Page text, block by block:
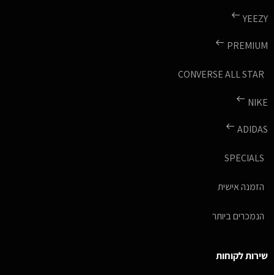
YEEZY
PREMIUM
CONVERSE ALL STAR
NIKE
ADIDAS
SPECIALS
הזמנה אישית
הנמכרים ביותר
שירות לקוחות